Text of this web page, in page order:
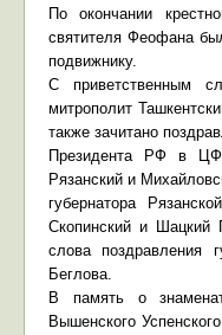
По окончании
святителя Феофана
подвижнику.
С приветственным
митрополит
также зачитано
Президента РФ в
Рязанский и
губернатора
Скопинский и Шацкий
слова поздравления
Беглова.
В память о
Вышенского